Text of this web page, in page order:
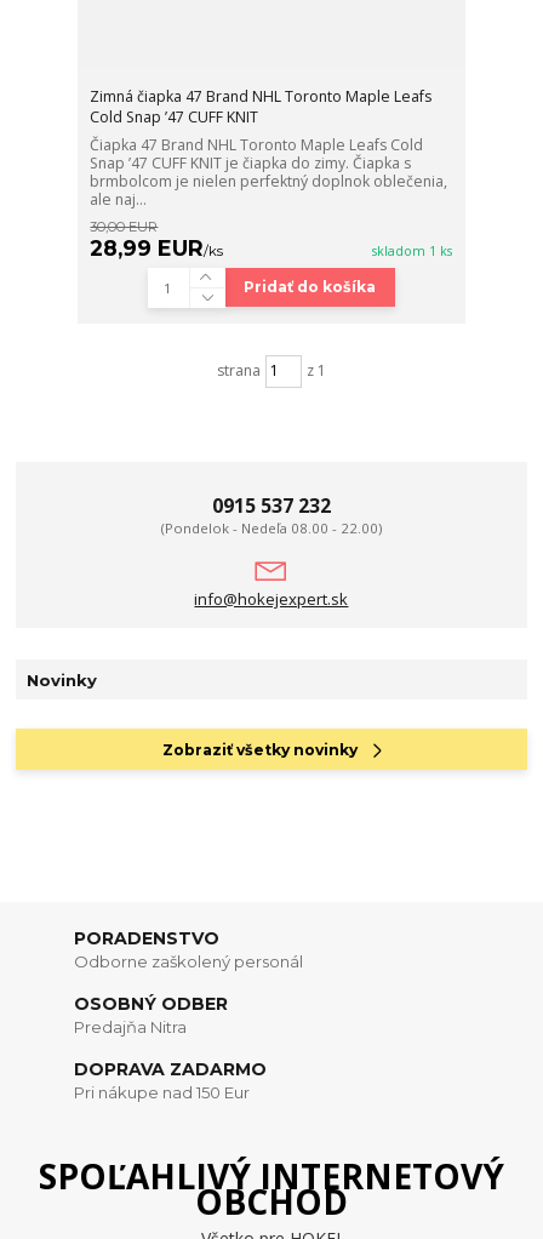
Zimná čiapka 47 Brand NHL Toronto Maple Leafs
Cold Snap ’47 CUFF KNIT
Čiapka 47 Brand NHL Toronto Maple Leafs Cold
Snap ’47 CUFF KNIT je čiapka do zimy. Čiapka s
brmbolcom je nielen perfektný doplnok oblečenia,
ale naj...
30,00 EUR
28,99 EUR/ks skladom 1 ks
Pridať do košíka
strana z 1
0915 537 232
(Pondelok - Nedeľa 08.00 - 22.00)
info@hokejexpert.sk
Novinky
Zobraziť všetky novinky
PORADENSTVO
Odborne zaškolený personál
OSOBNÝ ODBER
Predajňa Nitra
DOPRAVA ZADARMO
Pri nákupe nad 150 Eur
SPOĽAHLIVÝ INTERNETOVÝ
OBCHOD